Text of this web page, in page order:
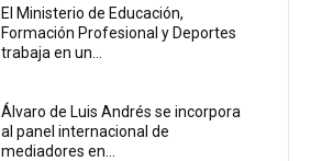
El Ministerio de Educación,
Formación Profesional y Deportes
trabaja en un...
Álvaro de Luis Andrés se incorpora
al panel internacional de
mediadores en...